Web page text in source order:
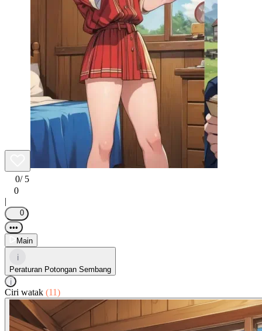
0/ 5
0
|
0
•••
Main
i
Peraturan Potongan Sembang
i
Ciri watak (11)